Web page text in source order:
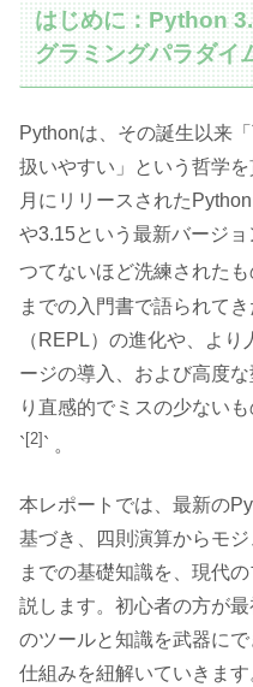
はじめに：Python
グラミングパラダイ
Pythonは、その誕生以来
扱いやすい」という哲学
月にリリースされた
や3.15という最新バージ
つてないほど洗練された
までの入門書で語られて
（REPL）の進化や、よ
ージの導入、および高度
り直感的でミスの少ない
`[2] ` 。
本レポートでは、最新の
基づき、四則演算からモ
までの基礎知識を、現代
説します。初心者の方が
のツールと知識を武器に
仕組みを紐解いていきます